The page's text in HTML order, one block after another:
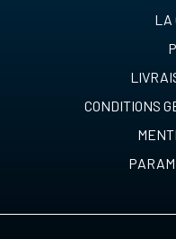
LA
CONDITIONS